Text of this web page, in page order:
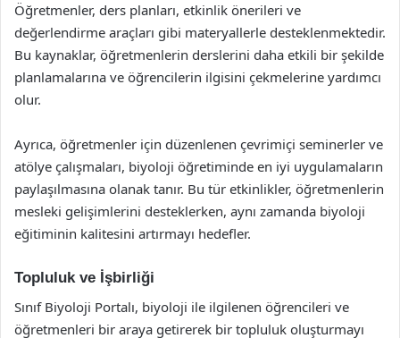
Öğretmenler, ders planları, etkinlik önerileri ve
değerlendirme araçları gibi materyallerle desteklenmektedir.
Bu kaynaklar, öğretmenlerin derslerini daha etkili bir şekilde
planlamalarına ve öğrencilerin ilgisini çekmelerine yardımcı
olur.
Ayrıca, öğretmenler için düzenlenen çevrimiçi seminerler ve
atölye çalışmaları, biyoloji öğretiminde en iyi uygulamaların
paylaşılmasına olanak tanır. Bu tür etkinlikler, öğretmenlerin
mesleki gelişimlerini desteklerken, aynı zamanda biyoloji
eğitiminin kalitesini artırmayı hedefler.
Topluluk ve İşbirliği
Sınıf Biyoloji Portalı, biyoloji ile ilgilenen öğrencileri ve
öğretmenleri bir araya getirerek bir topluluk oluşturmayı